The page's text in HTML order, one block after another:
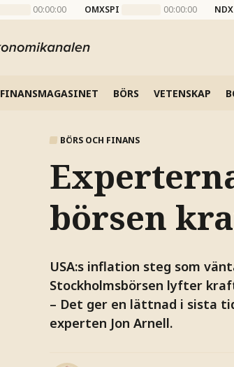
00:00:00 OMXSPI 00:00:00 NDX
FINANSMAGASINET BÖRS VETENSKAP
BÖRS OCH FINANS
börsen
USA:s inflation steg som
Stockholmsbörsen lyfter
– Det ger en lättnad i sista
experten Jon Arnell.